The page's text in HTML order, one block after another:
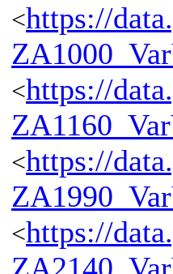
<https://
<https://
<https://
<https://